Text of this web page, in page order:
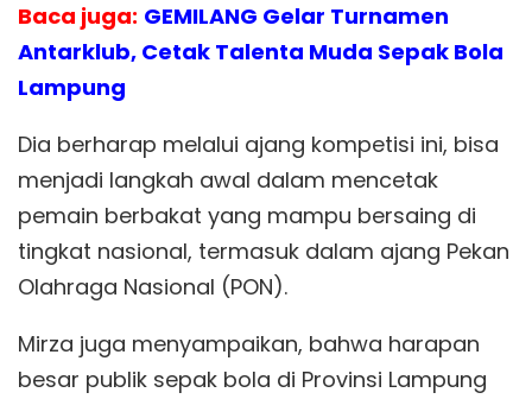
Baca juga: GEMILANG Gelar Turnamen
Antarklub, Cetak Talenta Muda Sepak Bola
Lampung
Dia berharap melalui ajang kompetisi ini, bisa
menjadi langkah awal dalam mencetak
pemain berbakat yang mampu bersaing di
tingkat nasional, termasuk dalam ajang Pekan
Olahraga Nasional (PON).
Mirza juga menyampaikan, bahwa harapan
besar publik sepak bola di Provinsi Lampung